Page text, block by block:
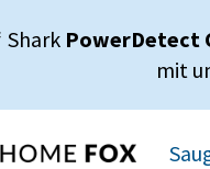
Shark PowerDetect
mit